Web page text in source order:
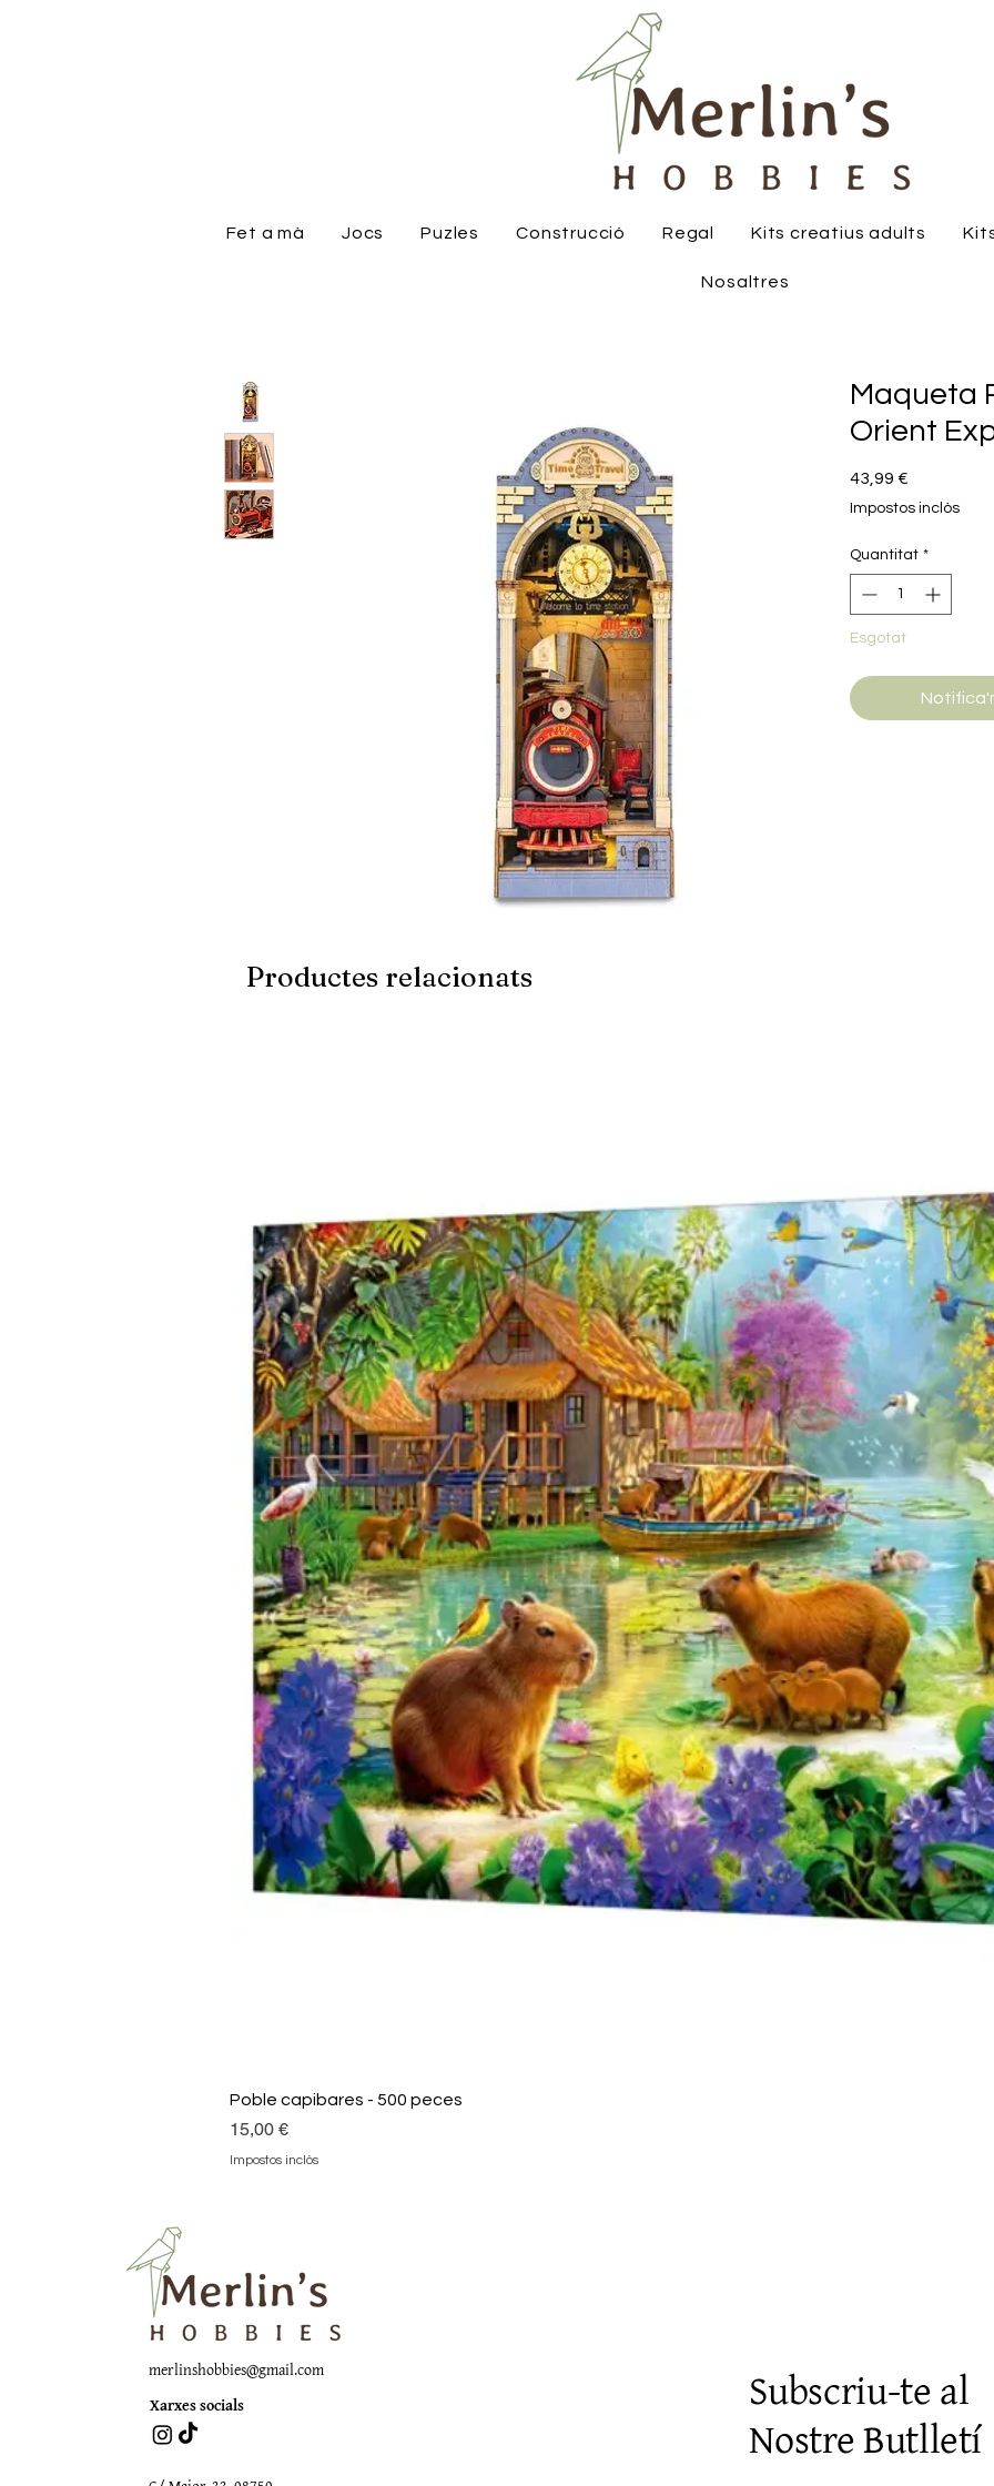
Fet a mà Jocs Puzles Construcció Regal Kits creatius adults
Nosaltres
Maqueta
Orient
43,99 €
Impostos inclòs
Quantitat *
Esgotat
Productes relacionats
Poble capibares - 500 peces
Preu
15,00 €
Impostos inclòs
merlinshobbies@gmail.com
Xarxes socials
Subscriu-te al
Nostre Butlletí